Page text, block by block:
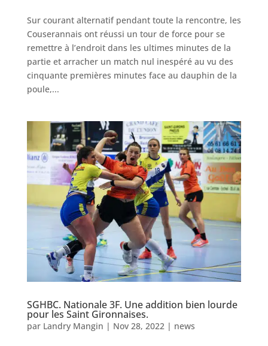
Sur courant alternatif pendant toute la rencontre, les
Couserannais ont réussi un tour de force pour se
remettre à l’endroit dans les ultimes minutes de la
partie et arracher un match nul inespéré au vu des
cinquante premières minutes face au dauphin de la
poule,...
SGHBC. Nationale 3F. Une addition bien lourde
pour les Saint Gironnaises.
par Landry Mangin | Nov 28, 2022| news